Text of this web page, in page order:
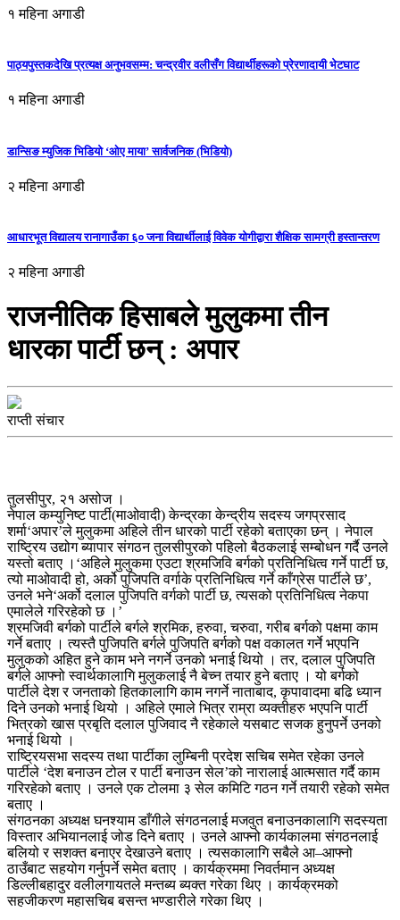
१ महिना अगाडी
पाठ्यपुस्तकदेखि प्रत्यक्ष अनुभवसम्म: चन्द्रवीर वलीसँग विद्यार्थीहरूको प्रेरणादायी भेटघाट
१ महिना अगाडी
डान्सिङ म्युजिक भिडियो ‘ओए माया’ सार्वजनिक (भिडियो)
२ महिना अगाडी
आधारभूत विद्यालय रानागाउँका ६० जना विद्यार्थीलाई विवेक योगीद्वारा शैक्षिक सामग्री हस्तान्तरण
२ महिना अगाडी
राजनीतिक हिसाबले मुलुकमा तीन
धारका पार्टी छन् : अपार
राप्ती संचार
तुलसीपुर, २१ असोज ।
नेपाल कम्युनिष्ट पार्टी(माओवादी) केन्द्रका केन्द्रीय सदस्य जगप्रसाद
शर्मा‘अपार’ले मुलुकमा अहिले तीन धारको पार्टी रहेको बताएका छन् । नेपाल
राष्ट्रिय उद्योग ब्यापार संगठन तुलसीपुरको पहिलो बैठकलाई सम्बोधन गर्दै उनले
यस्तो बताए ।‘अहिले मुलुकमा एउटा श्रमजिवि बर्गको प्रतिनिधित्व गर्ने पार्टी छ,
त्यो माओवादी हो, अर्को पुजिपति वर्गाके प्रतिनिधित्व गर्ने काँग्रेस पार्टीले छ’,
उनले भने‘अर्को दलाल पुजिपति वर्गको पार्टी छ, त्यसको प्रतिनिधित्व नेकपा
एमालेले गरिरहेको छ ।’
श्रमजिवी बर्गको पार्टीले बर्गले श्रमिक, हरुवा, चरुवा, गरीब बर्गको पक्षमा काम
गर्ने बताए । त्यस्तै पुजिपति बर्गले पुजिपति बर्गको पक्ष वकालत गर्ने भएपनि
मुलुकको अहित हुने काम भने नगर्ने उनको भनाई थियो । तर, दलाल पुजिपति
बर्गले आफ्नो स्वार्थकालागि मुलुकलाई नै बेच्न तयार हुने बताए । यो बर्गको
पार्टीले देश र जनताको हितकालागि काम नगर्ने नाताबाद, कृपावादमा बढि ध्यान
दिने उनको भनाई थियो । अहिले एमाले भित्र राम्रा व्यक्तीहरु भएपनि पार्टी
भित्रको खास प्रबृति दलाल पुजिवाद नै रहेकाले यसबाट सजक हुनुपर्ने उनको
भनाई थियो ।
राष्ट्रियसभा सदस्य तथा पार्टीका लुम्बिनी प्रदेश सचिब समेत रहेका उनले
पार्टीले ‘देश बनाउन टोल र पार्टी बनाउन सेल’को नारालाई आत्मसात गर्दै काम
गरिरहेको बताए । उनले एक टोलमा ३ सेल कमिटि गठन गर्ने तयारी रहेको समेत
बताए ।
संगठनका अध्यक्ष घनश्याम डाँगीले संगठनलाई मजवुत बनाउनकालागि सदस्यता
विस्तार अभियानलाई जोड दिने बताए । उनले आफ्नो कार्यकालमा संगठनलाई
बलियो र सशक्त बनाएर देखाउने बताए । त्यसकालागि सबैले आ–आफ्नो
ठाउँबाट सहयोग गर्नुपर्ने समेत बताए । कार्यक्रममा निवर्तमान अध्यक्ष
डिल्लीबहादुर वलीलगायतले मन्तब्य ब्यक्त गरेका थिए । कार्यक्रमको
सहजीकरण महासचिब बसन्त भण्डारीले गरेका थिए ।